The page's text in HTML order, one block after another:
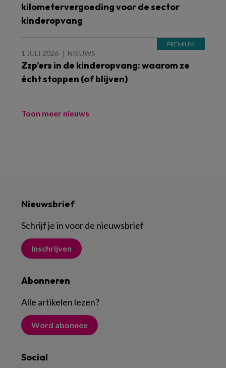
kilometervergoeding voor de sector
kinderopvang
1 JULI 2026 NIEUWS
Zzp’ers in de kinderopvang: waarom ze
écht stoppen (of blijven)
Toon meer nieuws
Nieuwsbrief
Schrijf je in voor de nieuwsbrief
Inschrijven
Abonneren
Alle artikelen lezen?
Word abonnee
Social